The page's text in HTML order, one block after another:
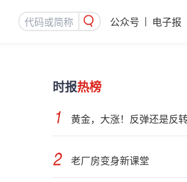
公众号 电子报
时报热榜
黄金，大涨！反弹还是反
老厂房变身新课堂